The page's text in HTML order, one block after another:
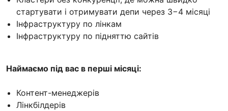
стартувати і отримувати депи через 3−4 місяці
Інфраструктуру по лінкам
Інфраструктуру по підняттю сайтів
Наймаємо під вас в перші місяці:
Контент-менеджерів
Лінкбілдерів